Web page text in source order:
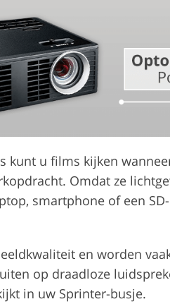
u films kijken
Omdat ze
smartphone of een
en worden
op draadloze
in uw Sprinter-busje.